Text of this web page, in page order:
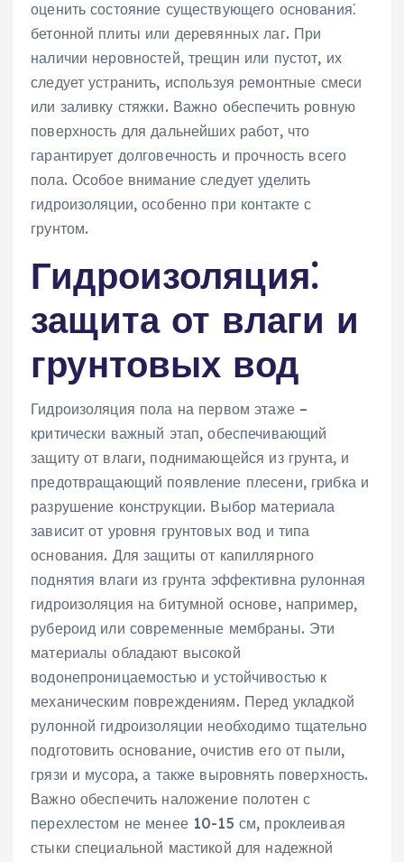
оценить состояние существующего основания⁚
бетонной плиты или деревянных лаг. При
наличии неровностей, трещин или пустот, их
следует устранить, используя ремонтные смеси
или заливку стяжки. Важно обеспечить ровную
поверхность для дальнейших работ, что
гарантирует долговечность и прочность всего
пола. Особое внимание следует уделить
гидроизоляции, особенно при контакте с
грунтом.
Гидроизоляция⁚
защита от влаги и
грунтовых вод
Гидроизоляция пола на первом этаже –
критически важный этап, обеспечивающий
защиту от влаги, поднимающейся из грунта, и
предотвращающий появление плесени, грибка и
разрушение конструкции. Выбор материала
зависит от уровня грунтовых вод и типа
основания. Для защиты от капиллярного
поднятия влаги из грунта эффективна рулонная
гидроизоляция на битумной основе, например,
рубероид или современные мембраны. Эти
материалы обладают высокой
водонепроницаемостью и устойчивостью к
механическим повреждениям. Перед укладкой
рулонной гидроизоляции необходимо тщательно
подготовить основание, очистив его от пыли,
грязи и мусора, а также выровнять поверхность.
Важно обеспечить наложение полотен с
перехлестом не менее 10-15 см, проклеивая
стыки специальной мастикой для надежной